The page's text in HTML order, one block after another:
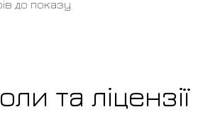
до показу.
та ліцензії